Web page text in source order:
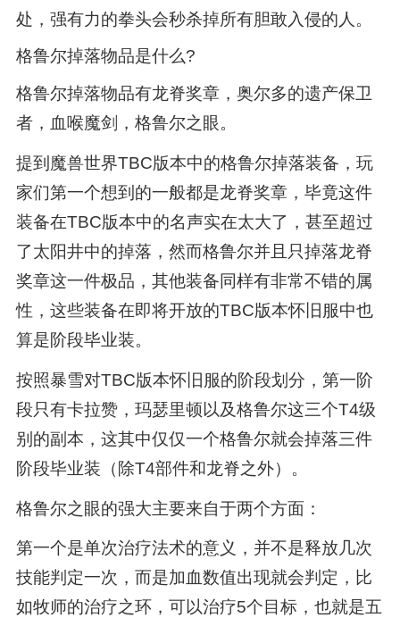
处，强有力的拳头会秒杀掉所有胆敢入侵的人。
格鲁尔掉落物品是什么?
格鲁尔掉落物品有龙脊奖章，奥尔多的遗产保卫
者，血喉魔剑，格鲁尔之眼。
提到魔兽世界TBC版本中的格鲁尔掉落装备，玩
家们第一个想到的一般都是龙脊奖章，毕竟这件
装备在TBC版本中的名声实在太大了，甚至超过
了太阳井中的掉落，然而格鲁尔并且只掉落龙脊
奖章这一件极品，其他装备同样有非常不错的属
性，这些装备在即将开放的TBC版本怀旧服中也
算是阶段毕业装。
按照暴雪对TBC版本怀旧服的阶段划分，第一阶
段只有卡拉赞，玛瑟里顿以及格鲁尔这三个T4级
别的副本，这其中仅仅一个格鲁尔就会掉落三件
阶段毕业装（除T4部件和龙脊之外）。
格鲁尔之眼的强大主要来自于两个方面：
第一个是单次治疗法术的意义，并不是释放几次
技能判定一次，而是加血数值出现就会判定，比
如牧师的治疗之环，可以治疗5个目标，也就是五